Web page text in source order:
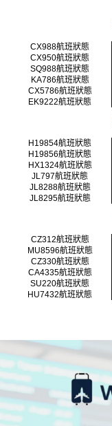
CX988航班狀態
CX950航班狀態
SQ988航班狀態
KA786航班狀態
CX5786航班狀態
EK9222航班狀態
H19854航班狀態
H19856航班狀態
HX1324航班狀態
JL797航班狀態
JL8288航班狀態
JL8295航班狀態
CZ312航班狀態
MU8596航班狀態
CZ330航班狀態
CA4335航班狀態
SU220航班狀態
HU7432航班狀態